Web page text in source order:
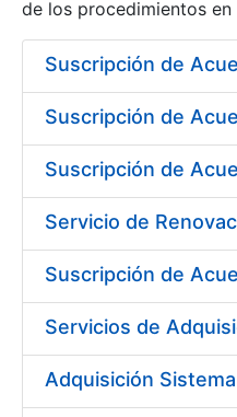
de los procedimientos en